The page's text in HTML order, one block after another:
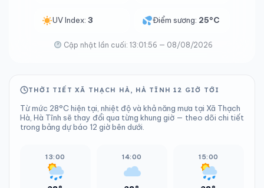
UV Index: 3 Điểm sương: 25°C
Cập nhật lần cuối: 13:01:56 — 08/08/2026
THỜI TIẾT XÃ THẠCH HÀ, HÀ TĨNH 12 GIỜ TỚI
Từ mức 28°C hiện tại, nhiệt độ và khả năng mưa tại Xã Thạch
Hà, Hà Tĩnh sẽ thay đổi qua từng khung giờ — theo dõi chi tiết
trong bảng dự báo 12 giờ bên dưới.
13:00 14:00 15:00